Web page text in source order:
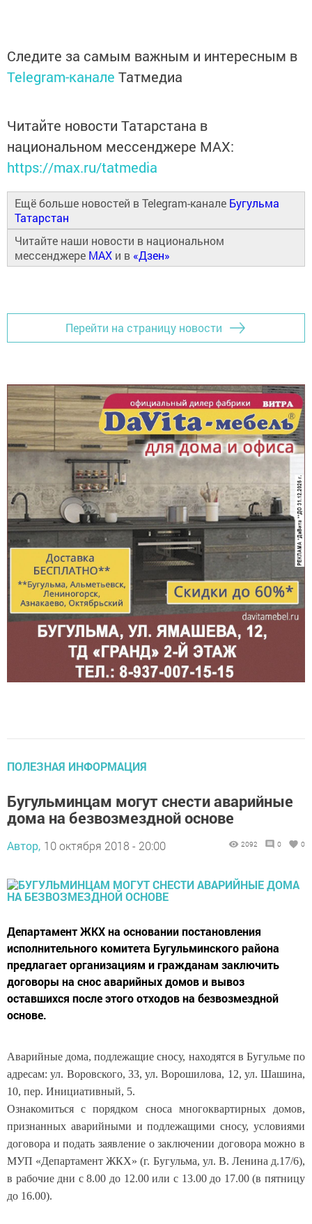
Следите за самым важным и интересным в
Telegram-канале Татмедиа
Читайте новости Татарстана в
национальном мессенджере MАХ:
https://max.ru/tatmedia
Ещё больше новостей в Telegram-канале Бугульма
Татарстан
Читайте наши новости в национальном
мессенджере MAX и в «Дзен»
Перейти на страницу новости
ПОЛЕЗНАЯ ИНФОРМАЦИЯ
Бугульминцам могут снести аварийные
дома на безвозмездной основе
Автор, 10 октября 2018 - 20:00 2092 0 0
Департамент ЖКХ на основании постановления
исполнительного комитета Бугульминского района
предлагает организациям и гражданам заключить
договоры на снос аварийных домов и вывоз
оставшихся после этого отходов на безвозмездной
основе.
Аварийные дома, подлежащие сносу, находятся в Бугульме по
адресам: ул. Воровского, 33, ул. Ворошилова, 12, ул. Шашина,
10, пер. Инициативный, 5.
Ознакомиться с порядком сноса многоквартирных домов,
признанных аварийными и подлежащими сносу, условиями
договора и подать заявление о заключении договора можно в
МУП «Департамент ЖКХ» (г. Бугульма, ул. В. Ленина д.17/6),
в рабочие дни с 8.00 до 12.00 или с 13.00 до 17.00 (в пятницу
до 16.00).